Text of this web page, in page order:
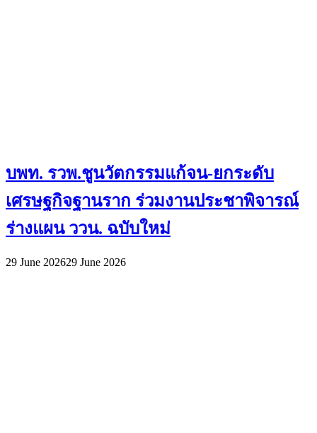
บพท. รวพ.ชูนวัตกรรมแก้จน-ยกระดับ
เศรษฐกิจฐานราก ร่วมงานประชาพิจารณ์
ร่างแผน ววน. ฉบับใหม่
29 June 202629 June 2026